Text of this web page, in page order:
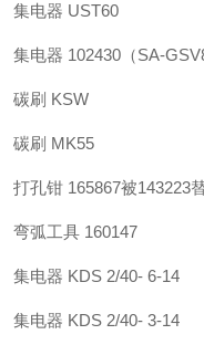
集电器 UST60
集电器 102430（SA-
碳刷 KSW
碳刷 MK55
打孔钳 165867被143223
弯弧工具 160147
集电器 KDS 2/40- 6-14
集电器 KDS 2/40- 3-14